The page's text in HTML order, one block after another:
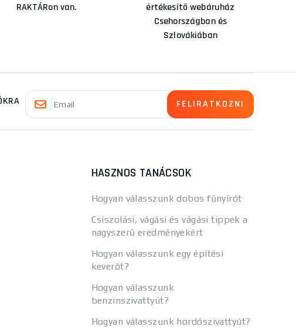
RAKTÁRon van.
értékesítő webáruház
Csehországban és
Szlovákiában
HASZNOS TANÁCSOK
Hogyan válasszunk dobos fűnyírót
Csiszolási, vágási és vágási tippek a
nagyszerű eredményekért
Hogyan válasszunk egy építési
keverőt?
Hogyan válasszunk
benzinszivattyút?
Hogyan válasszunk hordószivattyút?